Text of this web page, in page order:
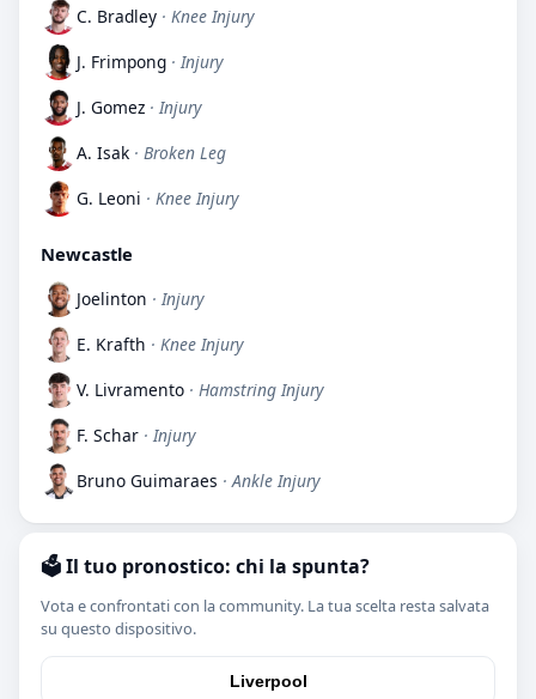
C. Bradley · Knee Injury
J. Frimpong · Injury
J. Gomez · Injury
A. Isak · Broken Leg
G. Leoni · Knee Injury
Newcastle
Joelinton · Injury
E. Krafth · Knee Injury
V. Livramento · Hamstring Injury
F. Schar · Injury
Bruno Guimaraes · Ankle Injury
🗳️ Il tuo pronostico: chi la spunta?
Vota e confrontati con la community. La tua scelta resta salvata
su questo dispositivo.
Liverpool